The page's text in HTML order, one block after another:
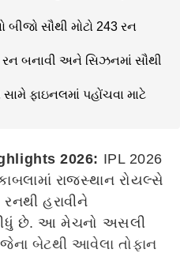
સૌથી મોટો 243 રન
બનાવી અને સિઝનમાં સૌથી
ફાઇનલમાં પહોંચવા માટે
2026: IPL 2026
રાજસ્થાન રોયલ્સે
હરાવીને
દીધું છે. આ મેચનો અસલી
જેના બેટથી આવેલા તોફાન